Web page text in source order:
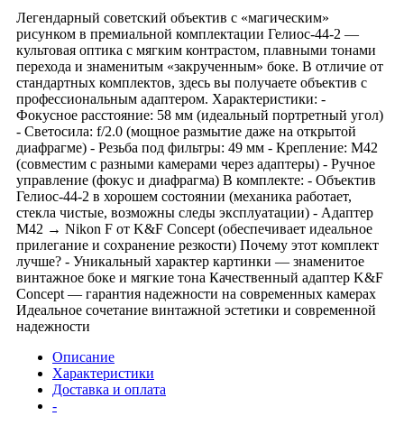
Легендарный советский объектив с «магическим»
рисунком в премиальной комплектации Гелиос-44-2 —
культовая оптика с мягким контрастом, плавными тонами
перехода и знаменитым «закрученным» боке. В отличие от
стандартных комплектов, здесь вы получаете объектив с
профессиональным адаптером. Характеристики: -
Фокусное расстояние: 58 мм (идеальный портретный угол)
- Светосила: f/2.0 (мощное размытие даже на открытой
диафрагме) - Резьба под фильтры: 49 мм - Крепление: M42
(совместим с разными камерами через адаптеры) - Ручное
управление (фокус и диафрагма) В комплекте: - Объектив
Гелиос-44-2 в хорошем состоянии (механика работает,
стекла чистые, возможны следы эксплуатации) - Адаптер
M42 → Nikon F от K&F Concept (обеспечивает идеальное
прилегание и сохранение резкости) Почему этот комплект
лучше? - Уникальный характер картинки — знаменитое
винтажное боке и мягкие тона Качественный адаптер K&F
Concept — гарантия надежности на современных камерах
Идеальное сочетание винтажной эстетики и современной
надежности
Описание
Характеристики
Доставка и оплата
-